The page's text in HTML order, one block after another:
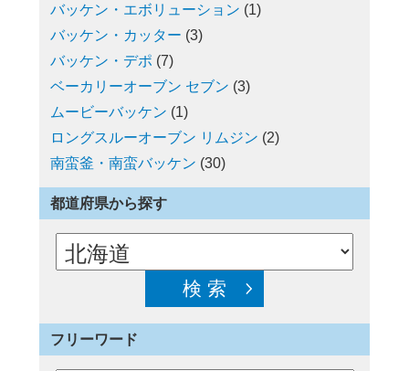
バッケン・エボリューション (1)
バッケン・カッター (3)
バッケン・デポ (7)
ベーカリーオーブン セブン (3)
ムービーバッケン (1)
ロングスルーオーブン リムジン (2)
南蛮釜・南蛮バッケン (30)
都道府県から探す
フリーワード